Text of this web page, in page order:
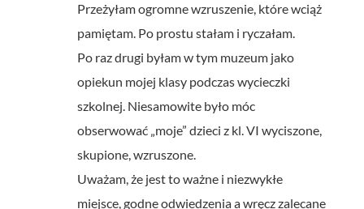
Przeżyłam ogromne wzruszenie, które wciąż
pamiętam. Po prostu stałam i ryczałam.
Po raz drugi byłam w tym muzeum jako
opiekun mojej klasy podczas wycieczki
szkolnej. Niesamowite było móc
obserwować „moje” dzieci z kl. VI wyciszone,
skupione, wzruszone.
Uważam, że jest to ważne i niezwykłe
miejsce, godne odwiedzenia a wręcz zalecane